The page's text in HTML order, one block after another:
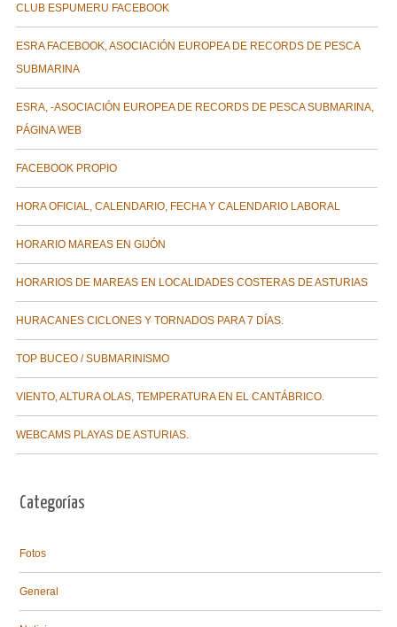
CLUB ESPUMERU FACEBOOK
ESRA FACEBOOK, ASOCIACIÓN EUROPEA DE RECORDS DE PESCA
SUBMARINA
ESRA, -ASOCIACIÓN EUROPEA DE RECORDS DE PESCA SUBMARINA,
PÁGINA WEB
FACEBOOK PROPIO
HORA OFICIAL, CALENDARIO, FECHA Y CALENDARIO LABORAL
HORARIO MAREAS EN GIJÓN
HORARIOS DE MAREAS EN LOCALIDADES COSTERAS DE ASTURIAS
HURACANES CICLONES Y TORNADOS PARA 7 DÍAS.
TOP BUCEO / SUBMARINISMO
VIENTO, ALTURA OLAS, TEMPERATURA EN EL CANTÁBRICO.
WEBCAMS PLAYAS DE ASTURIAS.
Categorías
Fotos
General